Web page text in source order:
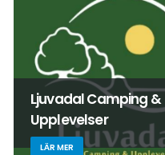
Ljuvadal Camping &
Upplevelser
LÄR MER